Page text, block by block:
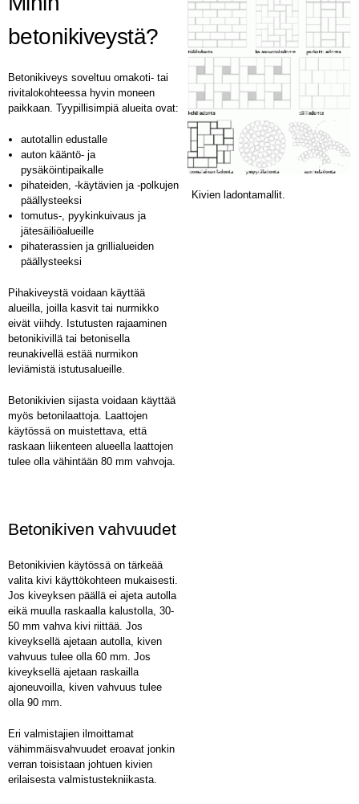
betonikiveystä?
Betonikiveys soveltuu omakoti- tai
rivitalokohteessa hyvin moneen
paikkaan. Tyypillisimpiä alueita ovat:
autotallin edustalle
auton kääntö- ja
pysäköintipaikalle
pihateiden, -käytävien ja -polkujen
päällysteeksi
tomutus-, pyykinkuivaus ja
jätesäiliöalueille
pihaterassien ja grillialueiden
päällysteeksi
Pihakiveystä voidaan käyttää
alueilla, joilla kasvit tai nurmikko
eivät viihdy. Istutusten rajaaminen
betonikivillä tai betonisella
reunakivellä estää nurmikon
leviämistä istutusalueille.
Betonikivien sijasta voidaan käyttää
myös betonilaattoja. Laattojen
käytössä on muistettava, että
raskaan liikenteen alueella laattojen
tulee olla vähintään 80 mm vahvoja.
Betonikiven vahvuudet
Betonikivien käytössä on tärkeää
valita kivi käyttökohteen mukaisesti.
Jos kiveyksen päällä ei ajeta autolla
eikä muulla raskaalla kalustolla, 30-
50 mm vahva kivi riittää. Jos
kiveyksellä ajetaan autolla, kiven
vahvuus tulee olla 60 mm. Jos
kiveyksellä ajetaan raskailla
ajoneuvoilla, kiven vahvuus tulee
olla 90 mm.
Eri valmistajien ilmoittamat
vähimmäisvahvuudet eroavat jonkin
verran toisistaan johtuen kivien
erilaisesta valmistustekniikasta.
Kivien ladontamallit.